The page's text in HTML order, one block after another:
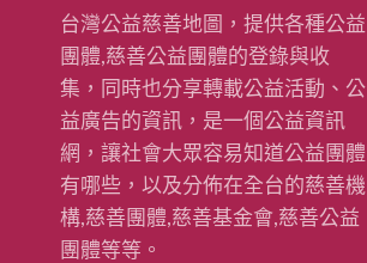
台灣公益慈善地圖，提供各種公益
團體,慈善公益團體的登錄與收
集，同時也分享轉載公益活動、公
益廣告的資訊，是一個公益資訊
網，讓社會大眾容易知道公益團體
有哪些，以及分佈在全台的慈善機
構,慈善團體,慈善基金會,慈善公益
團體等等。